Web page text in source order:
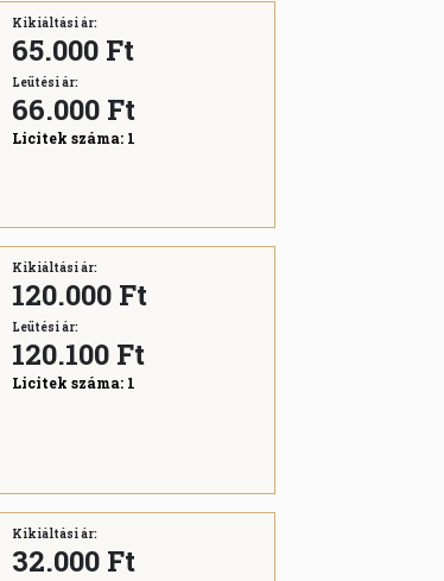
Kikiáltási ár:
65.000 Ft
Leütési ár:
66.000 Ft
Licitek száma: 1
Kikiáltási ár:
120.000 Ft
Leütési ár:
120.100 Ft
Licitek száma: 1
Kikiáltási ár:
32.000 Ft